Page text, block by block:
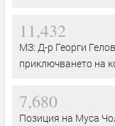
11,432
МЗ: Д-р Георги
приключването на
7,680
Позиция на Муса